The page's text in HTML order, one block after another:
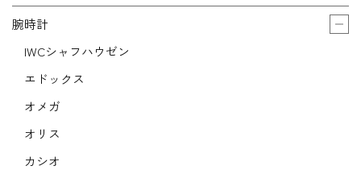
腕時計
IWCシャフハウゼン
エドックス
オメガ
オリス
カシオ